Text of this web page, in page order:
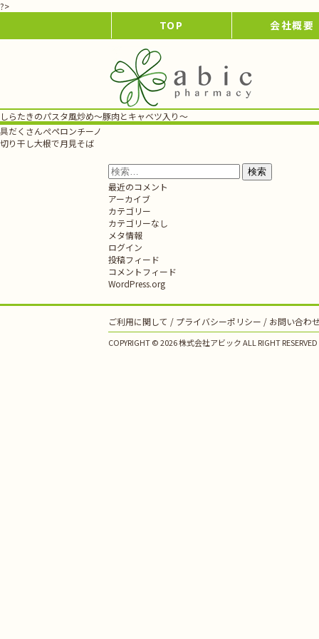
?>
TOP 会社概要
しらたきのパスタ風炒め～豚肉とキャベツ入り～
投
稿
具だくさんぺペロンチーノ
切り干し大根で月見そば
検
索:
最近のコメント
アーカイブ
カテゴリー
カテゴリーなし
メタ情報
ログイン
投稿フィード
コメントフィード
WordPress.org
ご利用に関して プライバシーポリシー お問い合わ
COPYRIGHT © 2026 株式会社アビック ALL RIGHT RESERVED